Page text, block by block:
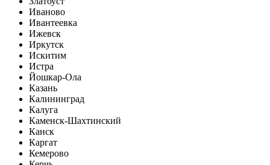
Иваново
Ивантеевка
Ижевск
Иркутск
Искитим
Истра
Йошкар-Ола
Казань
Калининград
Калуга
Каменск-Шахтинский
Канск
Каргат
Кемерово